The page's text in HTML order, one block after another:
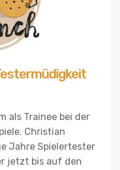
als Trainee bei der
Christian
Jahre Spielertester
jetzt bis auf den